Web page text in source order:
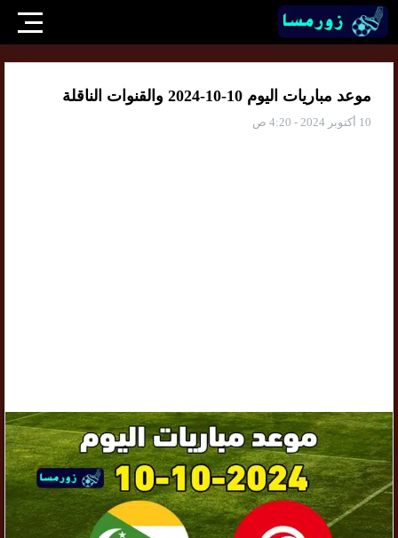
موعد مباريات اليوم 10-10-2024 والقنوات الناقلة
10 أكتوبر 2024 - 4:20 ص